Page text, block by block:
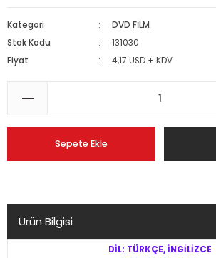
Kategori
DVD FİLM
Stok Kodu
131030
Fiyat
4,17 USD + KDV
Sepete Ekle
Ürün Bilgisi
DİL: TÜRKÇE, İNGİLİZCE